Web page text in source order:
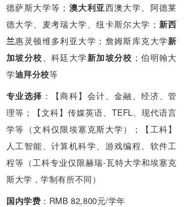
德萨斯大学等； 澳大利亚西澳大学、阿德莱
德大学、麦考瑞大学、纽卡斯尔大学； 新西
兰惠灵顿维多利亚大学；詹姆斯库克大学新
加坡分校、科廷大学新加坡分校 ；伯明翰大
学迪拜分校等
专业选择 ：
【商科】会计、金融、经济、管
理等；【文科】传媒英语、TEFL、现代语言
学等（文科仅限埃塞克斯大学）；【工科】
人工智能、计算机科学、游戏编程、软件工
程等（工科专业仅限赫瑞-瓦特大学和埃塞克
斯大学，学制有所不同）
国内学费 ：RMB 82,800元/学年